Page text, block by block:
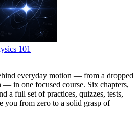
101
everyday motion — from a dropped
— in one focused course. Six chapters,
a full set of practices, quizzes, tests,
you from zero to a solid grasp of